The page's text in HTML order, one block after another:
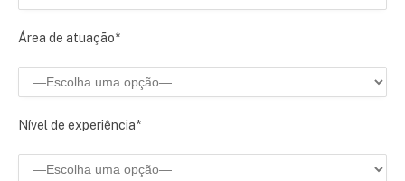
Área de atuação*
Nível de experiência*